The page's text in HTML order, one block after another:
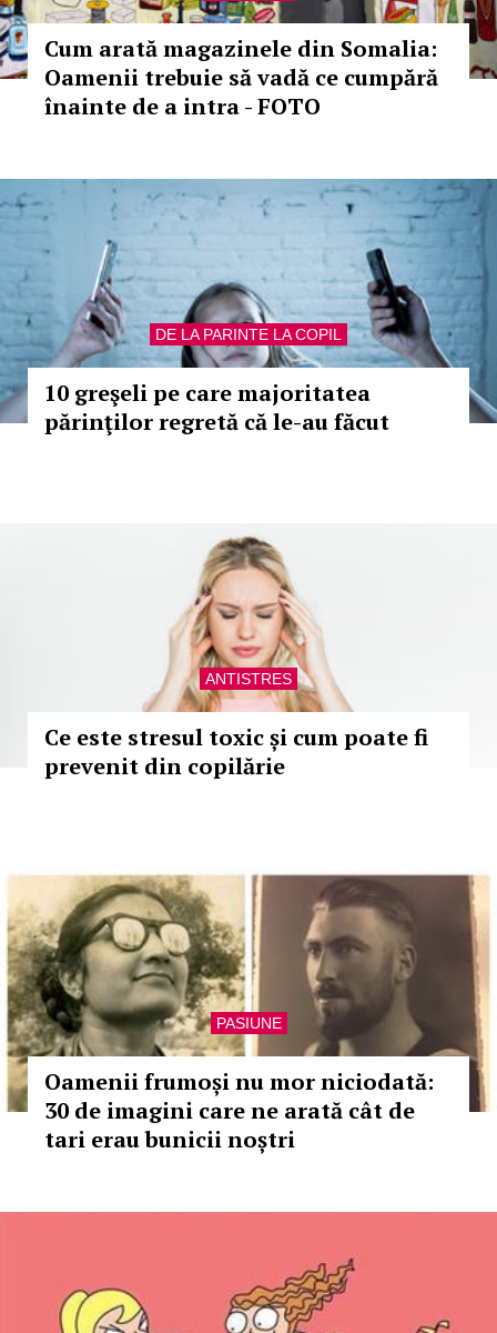
Cum arată magazinele din Somalia:
Oamenii trebuie să vadă ce cumpără
înainte de a intra - FOTO
DE LA PARINTE LA COPIL
10 greşeli pe care majoritatea
părinţilor regretă că le-au făcut
ANTISTRES
Ce este stresul toxic și cum poate fi
prevenit din copilărie
PASIUNE
Oamenii frumoși nu mor niciodată:
30 de imagini care ne arată cât de
tari erau bunicii noștri